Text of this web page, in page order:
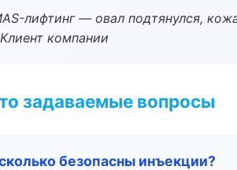
лифтинг — овал подтянулся,
компании
задаваемые вопросы
безопасны инъекции?